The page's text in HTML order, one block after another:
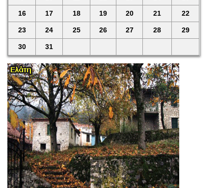
16 17 18 19 20 21 22
23 24 25 26 27 28 29
30 31